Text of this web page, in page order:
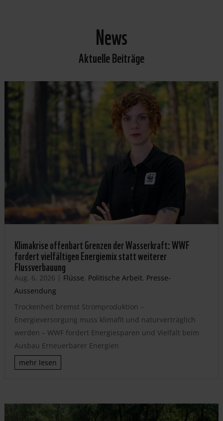
News
Aktuelle Beiträge
Klimakrise offenbart Grenzen der Wasserkraft: WWF
fordert vielfältigen Energiemix statt weiterer
Flussverbauung
Aug. 6, 2026 | Flüsse, Politische Arbeit, Presse-
Aussendung
Trockenheit bremst Stromproduktion –
Energieversorgung muss klimafit und naturverträglich
werden – WWF fordert Energiesparen und Vielfalt beim
Ausbau Erneuerbarer Energien
mehr lesen